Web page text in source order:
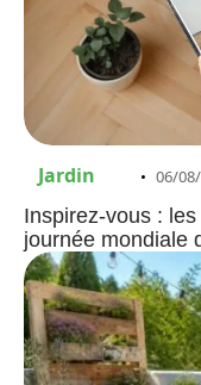
Jardin 06/
Inspirez-vous :
journée mondiale